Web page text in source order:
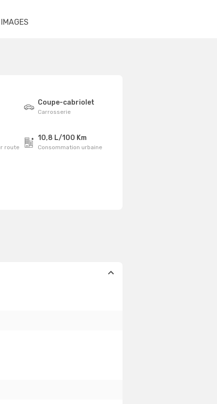
IMAGES
Coupe-cabriolet
Carrosserie
route
10,8 L/100 Km
Consommation urbaine